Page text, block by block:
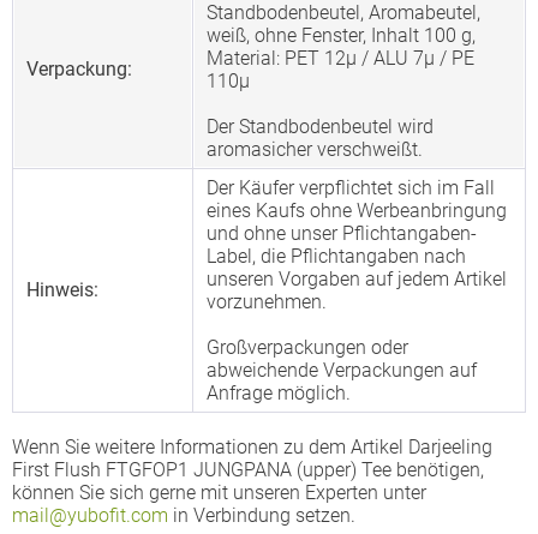
Verpackung:
Standbodenbeutel, Aromabeutel,
weiß, ohne Fenster, Inhalt 100 g,
Material: PET 12µ / ALU 7µ / PE
110µ
Der Standbodenbeutel wird
aromasicher verschweißt.
Hinweis:
Der Käufer verpflichtet sich im Fall
eines Kaufs ohne Werbeanbringung
und ohne unser Pflichtangaben-
Label, die Pflichtangaben nach
unseren Vorgaben auf jedem Artikel
vorzunehmen.
Großverpackungen oder
abweichende Verpackungen auf
Anfrage möglich.
Wenn Sie weitere Informationen zu dem Artikel Darjeeling
First Flush FTGFOP1 JUNGPANA (upper) Tee benötigen,
können Sie sich gerne mit unseren Experten unter
mail@yubofit.com in Verbindung setzen.